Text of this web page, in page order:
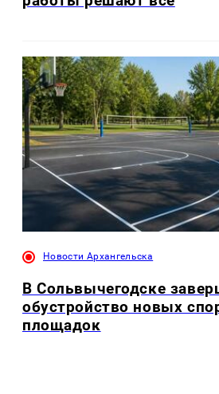
Новости Архангельска
В Сольвычегодске
обустройство новых
площадок